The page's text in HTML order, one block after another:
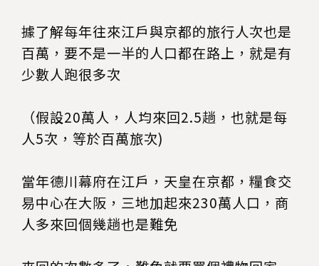
據了解每年往來江戶與京都的旅行人次也是
百萬，要不是一半的人口都在路上，就是有
少數人跑很多次
（假設20萬人，人均來回2.5趟，也就是每
人5次，等於百萬旅次)
當年德川幕府在江戶，天皇在京都，糧食交
易中心在大阪，三地加起來230萬人口，商
人多來回個幾趟也是難免